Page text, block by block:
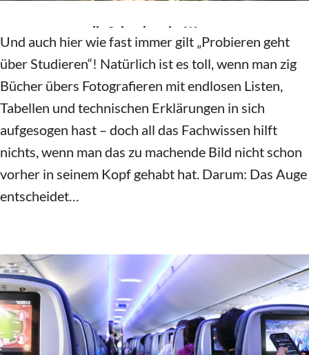
Handy, andere verstauen ihr Gepäck in der
Overheads, die meisten starren auf die Monitore vor
sich und alle warten auf den Start. Nichts
Besonderes!? Die lange Flucht des Ganges, die
symmetrisch angeordneten Sitzreihen und die
immer wieder die Symmetrie unterbrechenden
unterschiedlichen Tätigkeiten einzelner Passagiere.
Das ist sehr wohl ein Bild wert. Also: Augen auf für
solche Momente!
‍Ich will hier nicht irgendwie chronologisch vorgehen
und das Fotografieren von Anfang bis Ende erklären,
wobei noch zu bestimmen wäre, was der Anfang und
macht. Und ohne Freude am Bilder machen geht
natürlich gar nichts.
‍Mein zweiter Tipp wird davon handeln, was als
Beginner an Ausrüstung sinnvoll ist. Was du auf gar
keinen Fall brauchst und was so genannte Nice-to-
haves sind.